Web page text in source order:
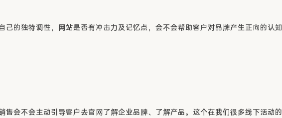
己的独特调性，网站是否有冲击力及记忆点，会不会帮助客户对品牌产生正向的认知
售会不会主动引导客户去官网了解企业品牌、了解产品。这个在我们很多线下活动的